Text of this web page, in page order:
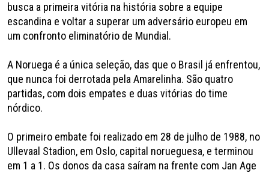
busca a primeira vitória na história sobre a equipe
escandina e voltar a superar um adversário europeu em
um confronto eliminatório de Mundial.
A Noruega é a única seleção, das que o Brasil já enfrentou,
que nunca foi derrotada pela Amarelinha. São quatro
partidas, com dois empates e duas vitórias do time
nórdico.
O primeiro embate foi realizado em 28 de julho de 1988, no
Ullevaal Stadion, em Oslo, capital norueguesa, e terminou
em 1 a 1. Os donos da casa saíram na frente com Jan Age